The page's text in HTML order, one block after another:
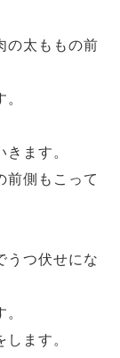
の太ももの前
ます。
前側もこって
うつ伏せにな
ます。